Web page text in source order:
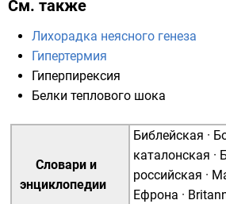
См. также
Лихорадка неясного генеза
Гипертермия
Гиперпирексия
Белки теплового шока
Словари и
энциклопедии
Библейская ·
каталонская ·
российская ·
Ефрона ·